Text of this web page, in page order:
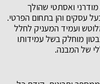
מודרני ואסתטי שהולך
עסקים והן בתחום הפרטי.
ועמיד המעניק לחלל
מוחלק בשל עמידותו
של המבנה.